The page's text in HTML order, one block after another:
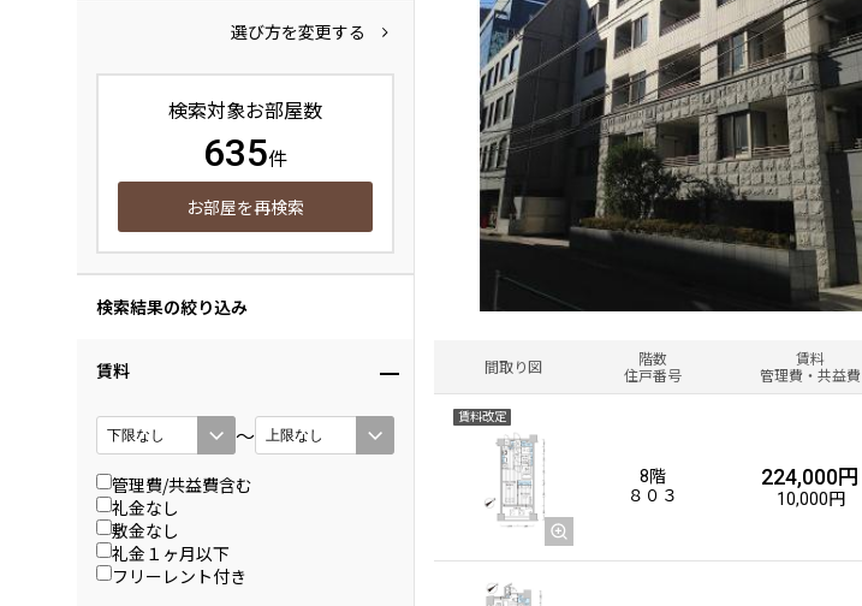
選び方を変更する
検索対象お部屋数
635件
お部屋を再検索
検索結果の絞り込み
賃料
〜
管理費/共益費含む
礼金なし
敷金なし
礼金１ヶ月以下
フリーレント付き
間取り図
階数
住戸番号
賃料
管理費・共益費
賃料改定
8階
８０３
224,000円
10,000円